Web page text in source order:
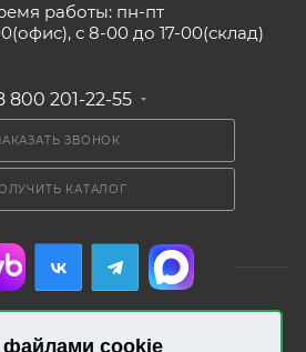
файлами cookie
работы: пн-пт
с 8-00 до 17-00(склад)
800 201-22-55
ЗВОНОК
КАТАЛОГ